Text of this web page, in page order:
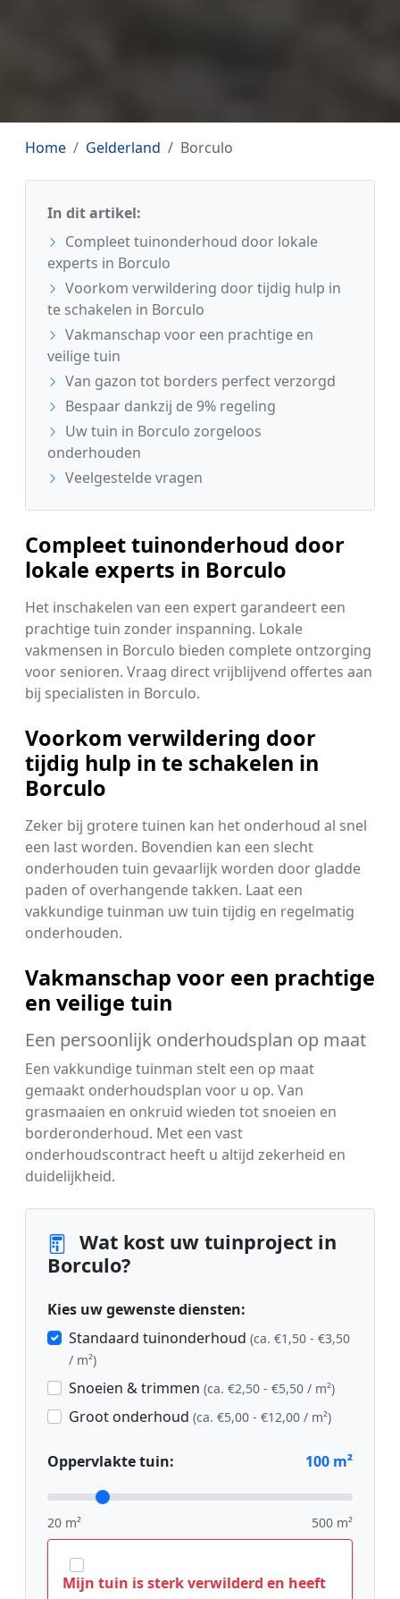
Home Gelderland Borculo
In dit artikel:
Compleet tuinonderhoud door lokale
experts in Borculo
Voorkom verwildering door tijdig hulp in
te schakelen in Borculo
Vakmanschap voor een prachtige en
veilige tuin
Van gazon tot borders perfect verzorgd
Bespaar dankzij de 9% regeling
Uw tuin in Borculo zorgeloos
onderhouden
Veelgestelde vragen
Compleet tuinonderhoud door
lokale experts in Borculo
Het inschakelen van een expert garandeert een
prachtige tuin zonder inspanning. Lokale
vakmensen in Borculo bieden complete ontzorging
voor senioren. Vraag direct vrijblijvend offertes aan
bij specialisten in Borculo.
Voorkom verwildering door
tijdig hulp in te schakelen in
Borculo
Zeker bij grotere tuinen kan het onderhoud al snel
een last worden. Bovendien kan een slecht
onderhouden tuin gevaarlijk worden door gladde
paden of overhangende takken. Laat een
vakkundige tuinman uw tuin tijdig en regelmatig
onderhouden.
Vakmanschap voor een prachtige
en veilige tuin
Een persoonlijk onderhoudsplan op maat
Een vakkundige tuinman stelt een op maat
gemaakt onderhoudsplan voor u op. Van
grasmaaien en onkruid wieden tot snoeien en
borderonderhoud. Met een vast
onderhoudscontract heeft u altijd zekerheid en
duidelijkheid.
Wat kost uw tuinproject in
Borculo?
Kies uw gewenste diensten:
Standaard tuinonderhoud (ca. €1,50 - €3,50
/ m²)
Snoeien & trimmen (ca. €2,50 - €5,50 / m²)
Groot onderhoud (ca. €5,00 - €12,00 / m²)
Oppervlakte tuin: 100 m²
20 m² 500 m²
Mijn tuin is sterk verwilderd en heeft